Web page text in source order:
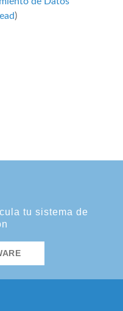
)
tu sistema de